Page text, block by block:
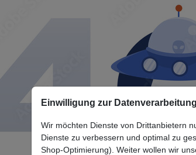
Einwilligung zur Datenverarbeitung
Wir möchten Dienste von Drittanbietern
Dienste zu verbessern und optimal zu
Shop-Optimierung). Weiter wollen wir